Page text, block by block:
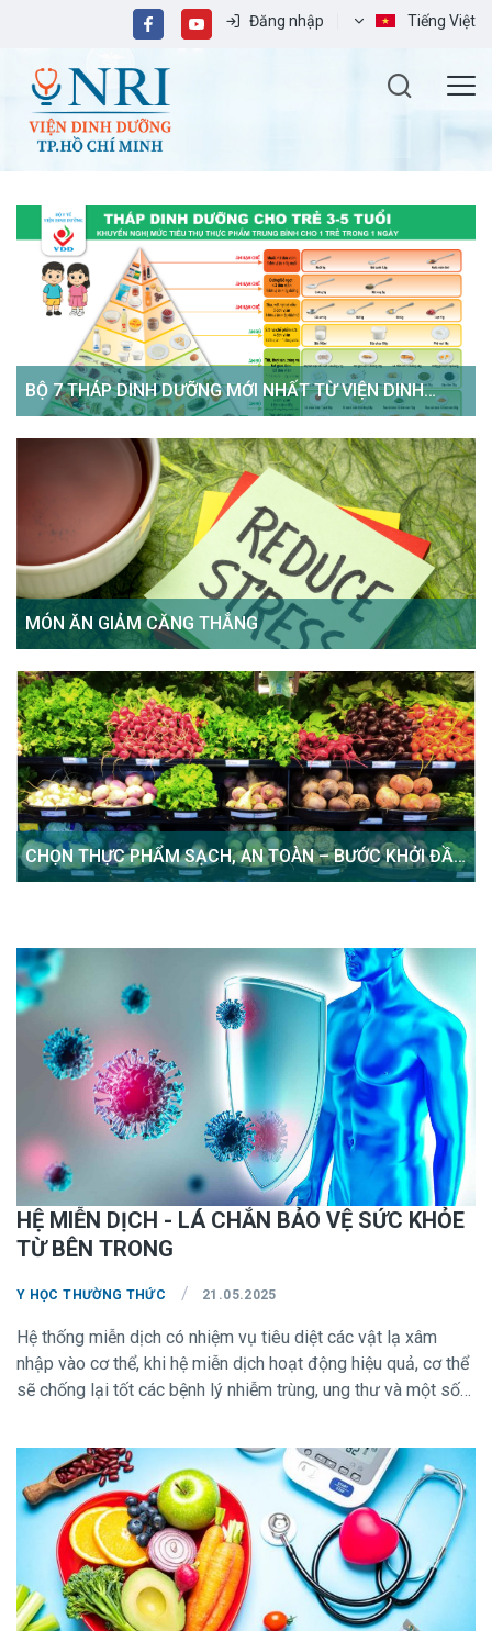
Đăng nhập Tiếng Việt
BỘ 7 THÁP DINH DƯỠNG MỚI NHẤT TỪ VIỆN DINH
DƯỠNG QUỐC GIA
MÓN ĂN GIẢM CĂNG THẲNG
CHỌN THỰC PHẨM SẠCH, AN TOÀN – BƯỚC KHỞI ĐẦU
CHO SỨC KHỎE BỀN VỮNG
HỆ MIỄN DỊCH - LÁ CHẮN BẢO VỆ SỨC KHỎE
TỪ BÊN TRONG
Y HỌC THƯỜNG THỨC / 21.05.2025
Hệ thống miễn dịch có nhiệm vụ tiêu diệt các vật lạ xâm
nhập vào cơ thể, khi hệ miễn dịch hoạt động hiệu quả, cơ thể
sẽ chống lại tốt các bệnh lý nhiễm trùng, ung thư và một số
bằng, lối sống ít vận động ... chúng ta hoàn toàn có thể tăng
cường sức mạnh của hệ miễn dịch bằng dinh dưỡng đúng
cách và thực hiện lối sống lành mạnh.